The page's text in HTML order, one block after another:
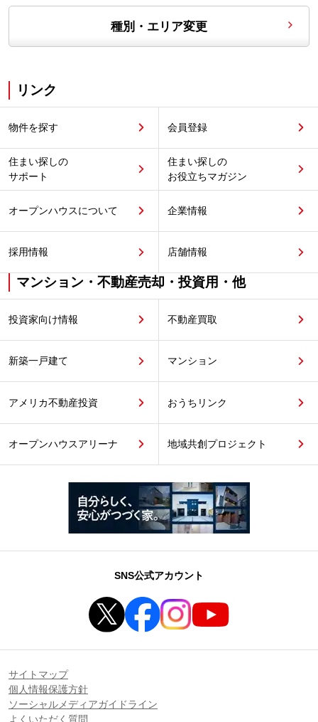
種別・エリア変更
リンク
物件を探す 会員登録
住まい探しの
サポート
住まい探しの
お役立ちマガジン
オープンハウスについて 企業情報
採用情報 店舗情報
マンション・不動産売却・投資用・他
投資家向け情報 不動産買取
新築一戸建て マンション
アメリカ不動産投資 おうちリンク
オープンハウスアリーナ 地域共創プロジェクト
SNS公式アカウント
サイトマップ
個人情報保護方針
ソーシャルメディアガイドライン
よくいただく質問